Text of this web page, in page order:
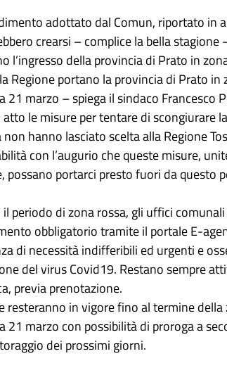
adottato dal Comun, riportato in
crearsi – complice la bella
l’ingresso della provincia di Prato in
Regione portano la provincia di Prato
21 marzo – spiega il sindaco Francesco
atto le misure per tentare di scongiurare
hanno lasciato scelta alla Regione
con l’augurio che queste misure,
possano portarci presto fuori da questo
periodo di zona rossa, gli uffici
obbligatorio tramite il portale E-
di necessità indifferibili ed urgenti e
del virus Covid19. Restano sempre
previa prenotazione.
resteranno in vigore fino al termine
21 marzo con possibilità di proroga a
dei prossimi giorni.